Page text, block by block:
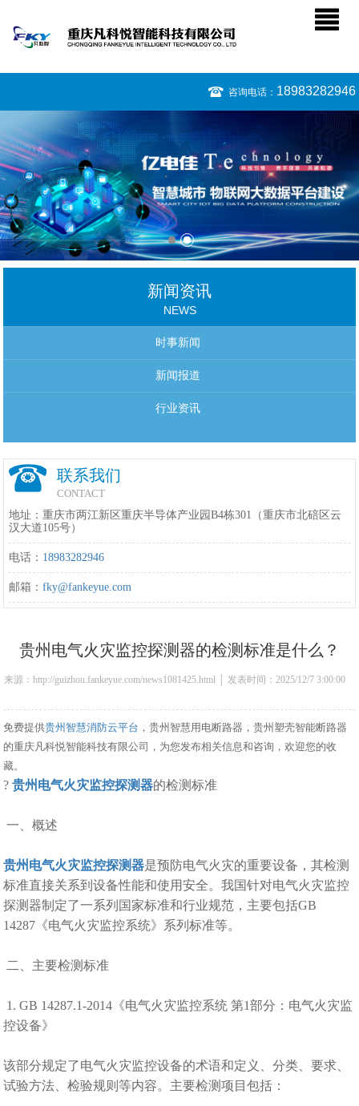
咨询电话： 18983282946
新闻资讯
NEWS
时事新闻
新闻报道
行业资讯
联系我们
CONTACT
地址：重庆市两江新区重庆半导体产业园B4栋301（重庆市北碚区云
汉大道105号）
电话： 18983282946
邮箱：fky@fankeyue.com
贵州电气火灾监控探测器的检测标准是什么？
来源：http://guizhou.fankeyue.com/news1081425.html │ 发表时间：2025/12/7 3:00:00
免费提供贵州智慧消防云平台 ，贵州智慧用电断路器，贵州塑壳智能断路器
的重庆凡科悦智能科技有限公司，为您发布相关信息和咨询，欢迎您的收
藏。
?贵州电气火灾监控探测器的检测标准
一、概述
贵州电气火灾监控探测器是预防电气火灾的重要设备，其检测
标准直接关系到设备性能和使用安全。我国针对电气火灾监控
探测器制定了一系列国家标准和行业规范，主要包括GB
14287《电气火灾监控系统》系列标准等。
二、主要检测标准
1. GB 14287.1-2014《电气火灾监控系统 第1部分：电气火灾监
控设备》
该部分规定了电气火灾监控设备的术语和定义、分类、要求、
试验方法、检验规则等内容。主要检测项目包括：